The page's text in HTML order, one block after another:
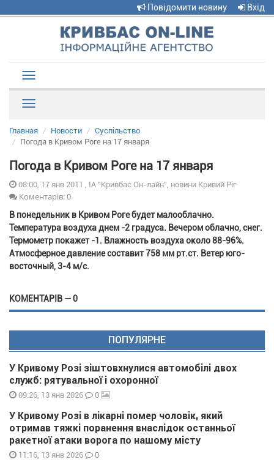
Повідомити новину Вхід
navigation
Главная Новости
Суспільство
Погода в Кривом Роге на 17 января
Погода в Кривом Роге на 17 января
08:00, 17 янв 2011 , ІА "Кривбас Он-лайн", новини Кривий Ріг
Коментарів: 0
В понедельник в Кривом Роге будет малооблачно.
Температура воздуха днем -2 градуса. Вечером облачно, снег.
Термометр покажет -1. Влажность воздуха около 88-96%.
Атмосферное давление составит 758 мм рт.ст. Ветер юго-
восточный, 3-4 м/с.
КОМЕНТАРІВ — 0
ПОПУЛЯРНЕ
У Кривому Розі зіштовхнулися автомобілі двох
служб: рятувальної і охоронної
09:26, 13 янв 2026 0
У Кривому Розі в лікарні помер чоловік, який
отримав тяжкі поранення внаслідок останньої
ракетної атаки ворога по нашому місту
11:16, 13 янв 2026 0